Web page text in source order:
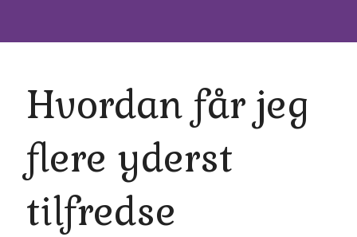
Hvordan får jeg
flere yderst
tilfredse